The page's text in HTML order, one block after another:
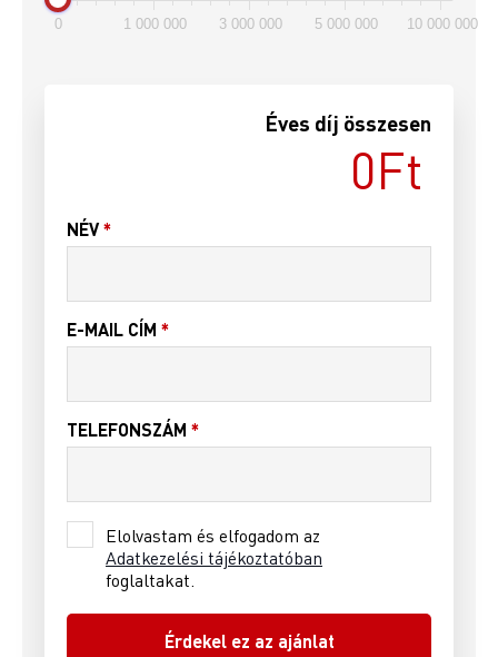
0 1 000 000 3 000 000 5 000 000 10 000 000
Éves díj összesen
NÉV*
E-MAIL CÍM *
TELEFONSZÁM *
Elolvastam és elfogadom az
Adatkezelési tájékoztatóban
foglaltakat.